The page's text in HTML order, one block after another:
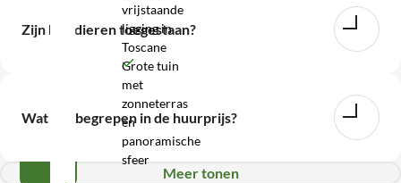
Zijn huisdieren toegestaan?
Wat is inbegrepen in de huurprijs?
Meer tonen
WhatsApp
vrijstaande
ligging in
Toscane
Grote tuin
met
zonneterras
en
panoramische
sfeer